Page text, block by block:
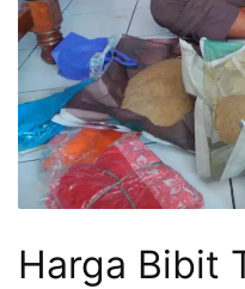
Harga Bibit